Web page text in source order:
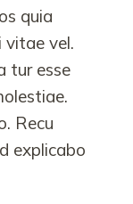
quia
vitae vel.
tur esse
Recu
explicabo